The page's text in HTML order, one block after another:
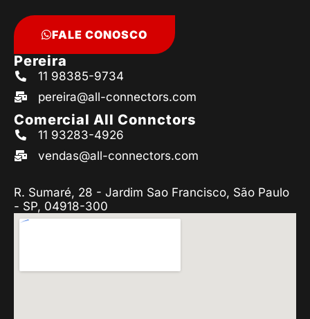
FALE CONOSCO
Pereira
11 98385-9734
pereira@all-connectors.com
Comercial All Connctors
11 93283-4926
vendas@all-connectors.com
R. Sumaré, 28 - Jardim Sao Francisco, São Paulo
- SP, 04918-300